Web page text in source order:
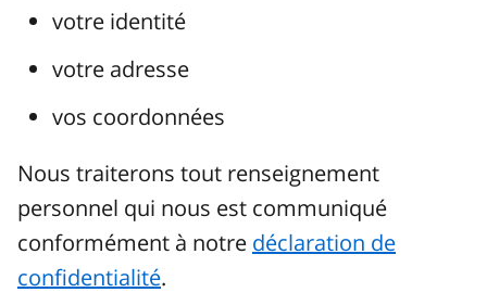
votre identité
votre adresse
vos coordonnées
Nous traiterons tout renseignement
personnel qui nous est communiqué
conformément à notre déclaration de
confidentialité.